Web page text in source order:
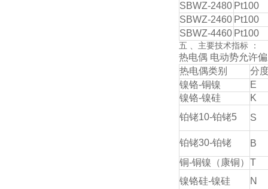
SBWZ-2480 Pt100
SBWZ-2460 Pt100
SBWZ-4460 Pt100
五 、主要技术指标 ：
热电偶 电动势允许
热电偶类别
分
镍铬-铜镍
E
镍铬-镍硅
K
铂铑10-铂铑5
S
铂铑30-铂铑
B
铜-铜镍（康铜） T
镍铬硅-镍硅
N